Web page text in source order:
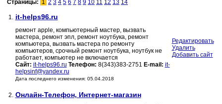
Страницы: 1 2 3 4 5 6 7 8 9 10 11 12 13 14
1. it-helps96.ru
ремонт apple, компьютерный мастер, вызвать
мастера, ремонт эпл, ремонт ноутбука, ремонт
компьютера, вызвать мастера по ремонту
компьютеров, срочный ремонт ноутбука, ноутбук не
работает, компьютер не включается
Сайт: it-helps96.ru Телефон: 8(343)383-2751 E-mail: it-
helpsinf@yandex.ru
Дата последнего изменения: 05.04.2018
Редактировать
Удалить
Добавить сайт
2. Онлайн-Телефон, Интернет-магазин